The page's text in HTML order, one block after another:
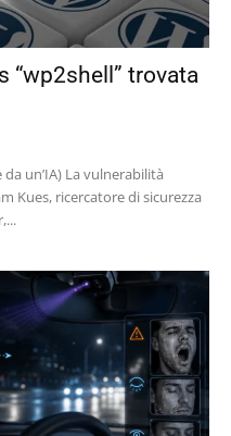
“wp2shell” trovata
vulnerabilità
Kues, ricercatore di sicurezza